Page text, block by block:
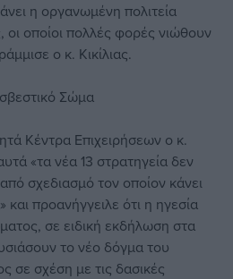
η οργανωμένη πολιτεία
οι οποίοι πολλές φορές νιώθουν
ο κ. Κικίλιας.
Σώμα
Κέντρα Επιχειρήσεων ο κ.
«τα νέα 13 στρατηγεία δεν
σχεδιασμό τον οποίον κάνει
προανήγγειλε ότι η ηγεσία
σε ειδική εκδήλωση στα
το νέο δόγμα του
σε σχέση με τις δασικές